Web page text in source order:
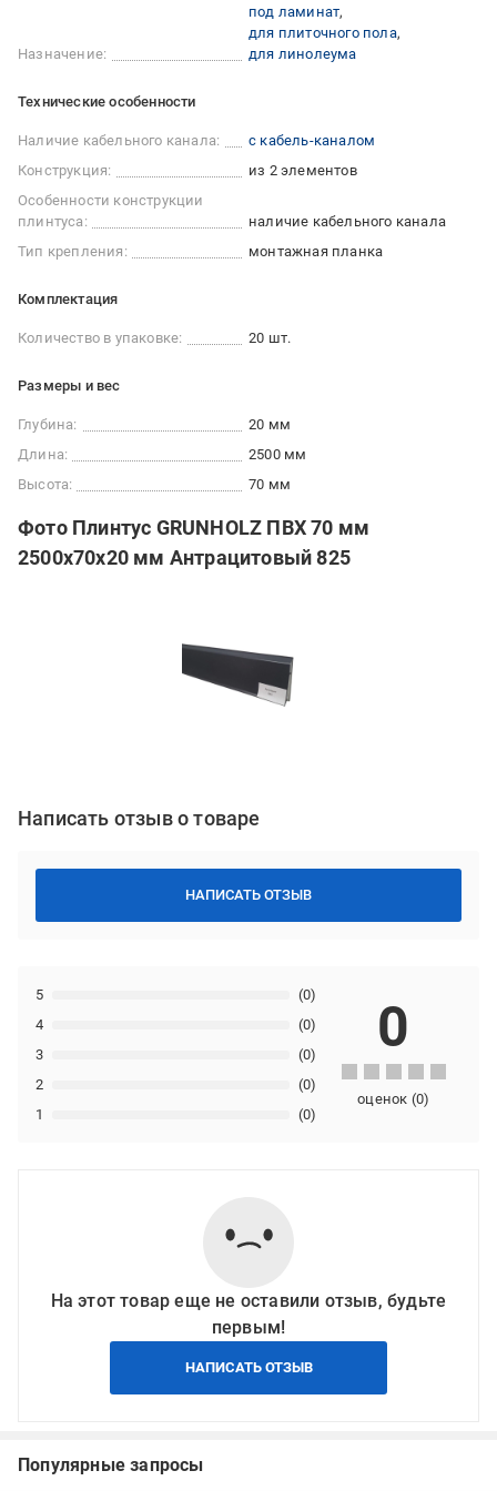
Назначение:
под ламинат
для плиточного пола
для линолеума
Технические особенности
Наличие кабельного канала:
с кабель-каналом
Конструкция:
из 2 элементов
Особенности конструкции
плинтуса:
наличие кабельного канала
Тип крепления:
монтажная планка
Комплектация
Количество в упаковке: 20 шт.
Размеры и вес
Глубина:
20 мм
Длина:
2500 мм
Высота:
70 мм
Фото Плинтус GRUNHOLZ ПВХ 70 мм
2500х70х20 мм Антрацитовый 825
Написать отзыв о товаре
НАПИСАТЬ ОТЗЫВ
1 (0)
2 (0)
3 (0)
4 (0)
5 (0)
0
оценок (0)
На этот товар еще не оставили отзыв, будьте
первым!
НАПИСАТЬ ОТЗЫВ
Популярные запросы